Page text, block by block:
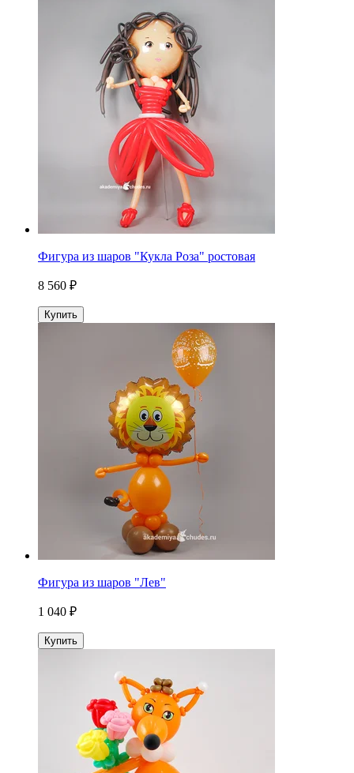
Фигура из шаров "Кукла Роза" ростовая
8 560 ₽
Купить
Фигура из шаров "Лев"
1 040 ₽
Купить